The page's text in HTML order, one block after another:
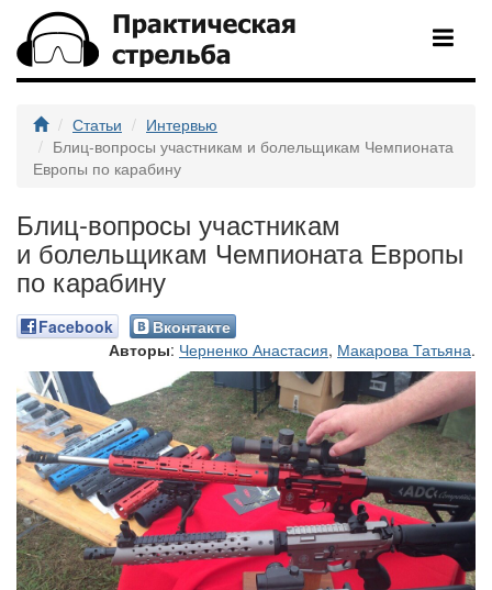
Статьи
Интервью
Блиц-вопросы участникам и болельщикам Чемпионата
Европы по карабину
Блиц-вопросы участникам
и болельщикам Чемпионата Европы
по карабину
Facebook
Вконтакте
Авторы: Черненко Анастасия, Макарова Татьяна.